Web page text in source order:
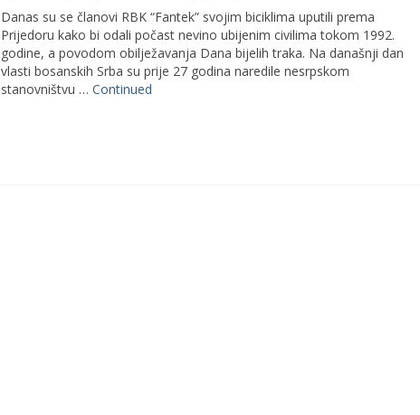
Danas su se članovi RBK “Fantek” svojim biciklima uputili prema
Prijedoru kako bi odali počast nevino ubijenim civilima tokom 1992.
godine, a povodom obilježavanja Dana bijelih traka. Na današnji dan
vlasti bosanskih Srba su prije 27 godina naredile nesrpskom
stanovništvu … Continued